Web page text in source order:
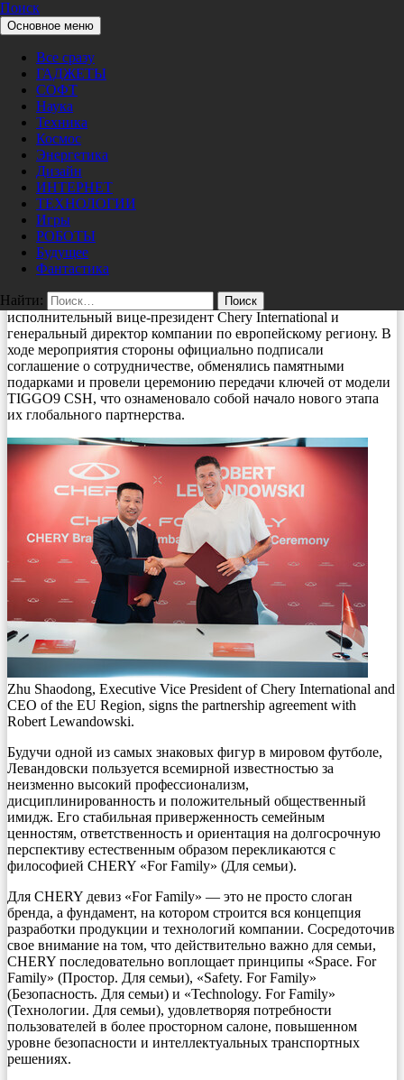
Перейти к содержимому
Pro/Hi-Tech
Поиск
Основное меню
Все сразу
ГАДЖЕТЫ
СОФТ
Наука
Техника
Космос
Энергетика
Дизайн
ИНТЕРНЕТ
ТЕХНОЛОГИИ
Игры
РОБОТЫ
Будущее
Фантастика
Найти:
Маркетинг
CHERY объявила Роберта
Левандовски глобальным послом
бренда CHERY, укрепив тем самым
международное признание философии
бренда «For Family»
05/21/2026 nat
CHERY официально объявила в своем Европейском
операционном центре в Барселоне, что легенда мирового
футбола, знаменитый футболист Роберт Левандовски (Robert
церемонии принял участие Чжу Шаодун (Zhu Shaodong),
исполнительный вице-президент Chery International и
генеральный директор компании по европейскому региону. В
ходе мероприятия стороны официально подписали
соглашение о сотрудничестве, обменялись памятными
подарками и провели церемонию передачи ключей от модели
TIGGO9 CSH, что ознаменовало собой начало нового этапа
их глобального партнерства.
Zhu Shaodong, Executive Vice President of Chery International and
CEO of the EU Region, signs the partnership agreement with
Robert Lewandowski.
Будучи одной из самых знаковых фигур в мировом футболе,
Левандовски пользуется всемирной известностью за
неизменно высокий профессионализм,
дисциплинированность и положительный общественный
имидж. Его стабильная приверженность семейным
ценностям, ответственность и ориентация на долгосрочную
перспективу естественным образом перекликаются с
философией CHERY «For Family» (Для семьи).
Для CHERY девиз «For Family» — это не просто слоган
бренда, а фундамент, на котором строится вся концепция
разработки продукции и технологий компании. Сосредоточив
свое внимание на том, что действительно важно для семьи,
CHERY последовательно воплощает принципы «Space. For
Family» (Простор. Для семьи), «Safety. For Family»
(Безопасность. Для семьи) и «Technology. For Family»
(Технологии. Для семьи), удовлетворяя потребности
пользователей в более просторном салоне, повышенном
уровне безопасности и интеллектуальных транспортных
решениях.